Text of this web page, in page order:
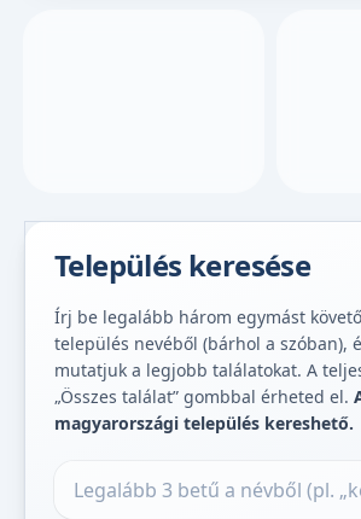
Település keresése
Írj be legalább három egymást
település nevéből (bárhol a szóban),
mutatjuk a legjobb találatokat. A
„Összes találat” gombbal érheted el.
magyarországi település kereshető.